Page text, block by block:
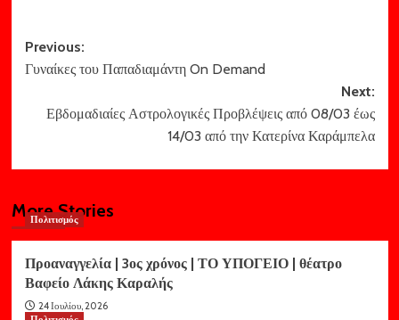
Post
navigation
Previous:
Γυναίκες του Παπαδιαμάντη On Demand
Next:
Εβδομαδιαίες Αστρολογικές Προβλέψεις από 08/03 έως
14/03 από την Κατερίνα Καράμπελα
More Stories
Πολιτισμός
Προαναγγελία | 3ος χρόνος | ΤΟ ΥΠΟΓΕΙΟ | θέατρο
Βαφείο Λάκης Καραλής
24 Ιουλίου, 2026